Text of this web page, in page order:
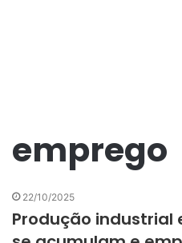
emprego
22/10/2025
Produção industrial